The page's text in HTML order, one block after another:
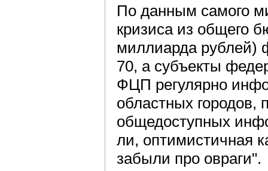
По данным самого
кризиса из общего
миллиарда рублей)
70, а субъекты
ФЦП регулярно
областных городов,
общедоступных
ли, оптимистичная
забыли про овраги".